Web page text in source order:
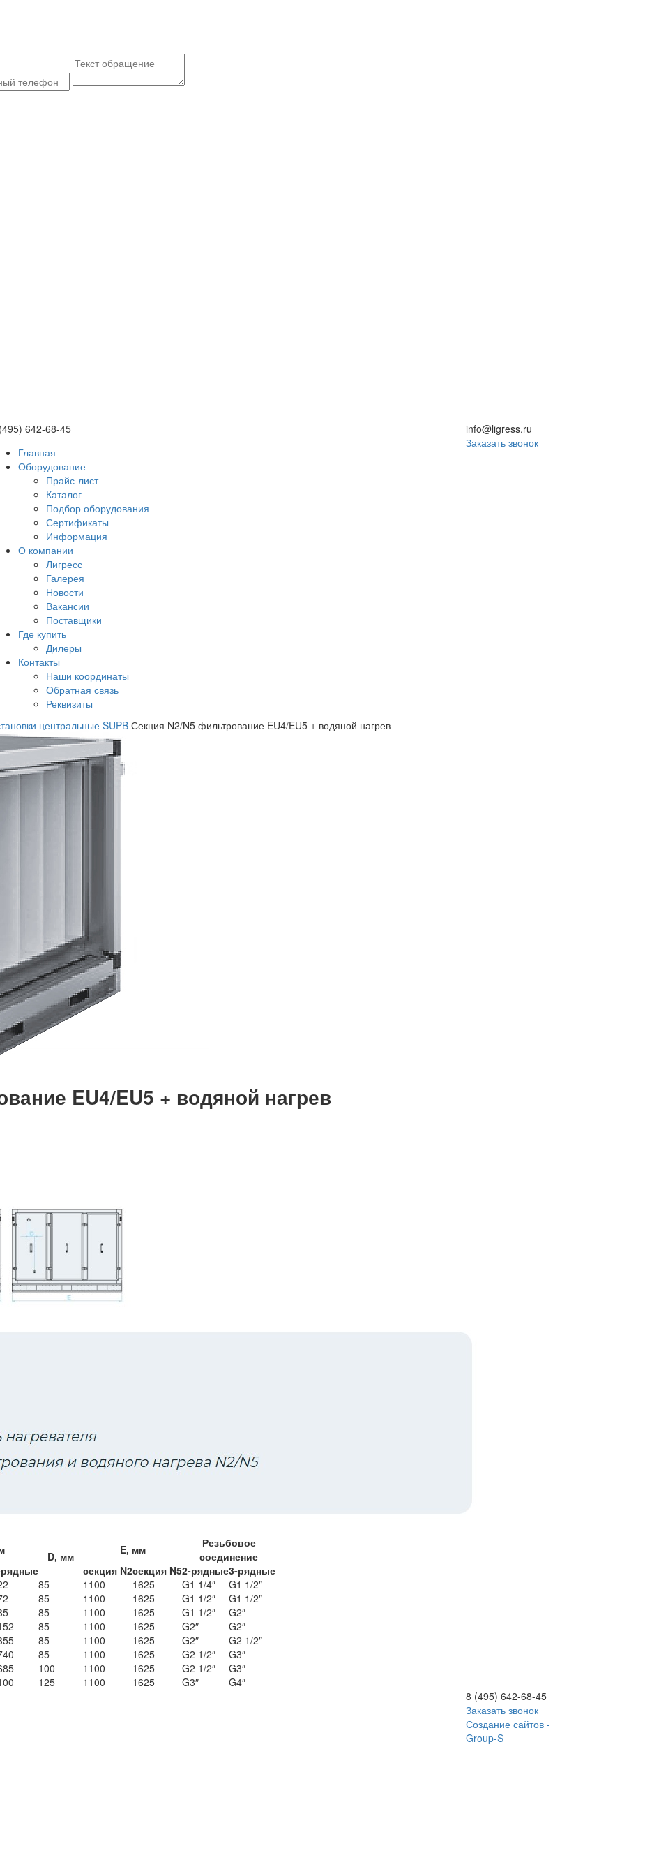
642-68-45
Главная
Оборудование
Прайс-лист
Каталог
Подбор оборудования
Сертификаты
Информация
О компании
Лигресс
Галерея
Новости
Вакансии
Поставщики
Где купить
Дилеры
Контакты
Наши координаты
Обратная связь
Реквизиты
info@ligress.ru
Заказать звонок
центральные SUPBСекция N2/N5 фильтрование EU4/EU5 + водяной нагрев
EU4/EU5 + водяной нагрев
D, мм E, мм
Резьбовое
соединение
секция N2секция N52-рядные3-рядные
85 1100 1625 G1 1/4″
G1 1/2″
85 1100 1625 G1 1/2″
G1 1/2″
85 1100 1625 G1 1/2″
G2″
85 1100 1625 G2″
G2″
85 1100 1625 G2″
G2 1/2″
85 1100 1625 G2 1/2″
G3″
100 1100 1625 G2 1/2″
G3″
125 1100 1625 G3″
G4″
8 (495) 642-68-45
Заказать звонок
Создание сайтов -
Group-S